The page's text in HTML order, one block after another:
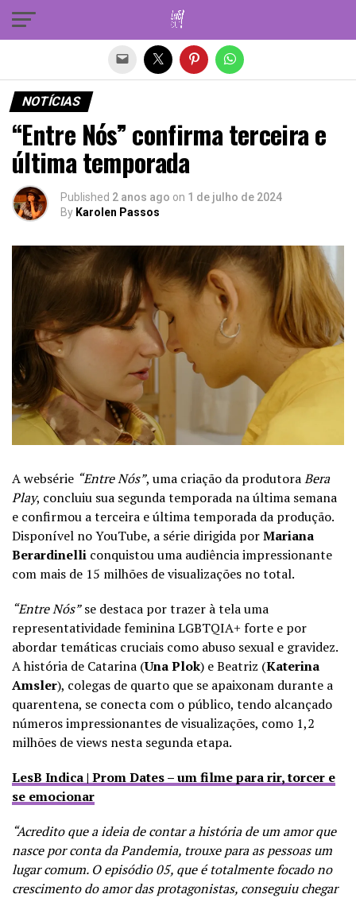
NOTÍCIAS
“Entre Nós” confirma terceira e
última temporada
Published 2 anos ago on 1 de julho de 2024
By Karolen Passos
A websérie “Entre Nós”, uma criação da produtoraBera
Play, concluiu sua segunda temporada na última semana
e confirmou a terceira e última temporada da produção.
Disponível no YouTube, a série dirigida porMariana
Berardinelli conquistou uma audiência impressionante
com mais de 15 milhões de visualizações no total.
“Entre Nós”se destaca por trazer à tela uma
representatividade feminina LGBTQIA+ forte e por
abordar temáticas cruciais como abuso sexual e gravidez.
A história de Catarina (Una Plok) e Beatriz (Katerina
Amsler), colegas de quarto que se apaixonam durante a
quarentena, se conecta com o público, tendo alcançado
números impressionantes de visualizações, como 1,2
milhões de views nesta segunda etapa.
LesB Indica | Prom Dates – um filme para rir, torcer e
se emocionar
“Acredito que a ideia de contar a história de um amor que
nasce por conta da Pandemia, trouxe para as pessoas um
lugar comum. O episódio 05, que é totalmente focado no
crescimento do amor das protagonistas, conseguiu chegar
Sair da versão mobile